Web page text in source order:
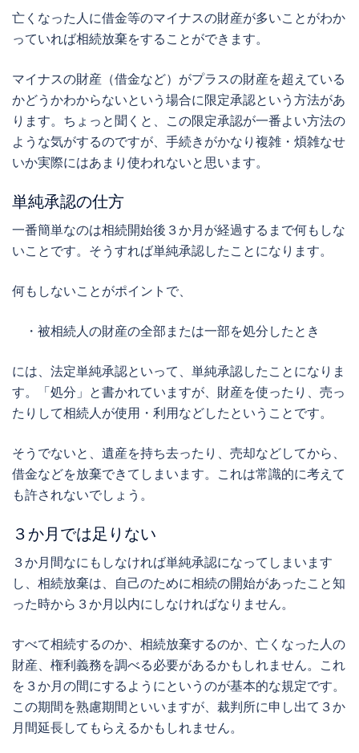
亡くなった人に借金等のマイナスの財産が多いことがわか
っていれば相続放棄をすることができます。
マイナスの財産（借金など）がプラスの財産を超えている
かどうかわからないという場合に限定承認という方法があ
ります。ちょっと聞くと、この限定承認が一番よい方法の
ような気がするのですが、手続きがかなり複雑・煩雑なせ
いか実際にはあまり使われないと思います。
単純承認の仕方
一番簡単なのは相続開始後３か月が経過するまで何もしな
いことです。そうすれば単純承認したことになります。
何もしないことがポイントで、
・被相続人の財産の全部または一部を処分したとき
には、法定単純承認といって、単純承認したことになりま
す。「処分」と書かれていますが、財産を使ったり、売っ
たりして相続人が使用・利用などしたということです。
そうでないと、遺産を持ち去ったり、売却などしてから、
借金などを放棄できてしまいます。これは常識的に考えて
も許されないでしょう。
３か月では足りない
３か月間なにもしなければ単純承認になってしまいます
し、相続放棄は、自己のために相続の開始があったこと知
った時から３か月以内にしなければなりません。
すべて相続するのか、相続放棄するのか、亡くなった人の
財産、権利義務を調べる必要があるかもしれません。これ
を３か月の間にするようにというのが基本的な規定です。
この期間を熟慮期間といいますが、裁判所に申し出て３か
月間延長してもらえるかもしれません。